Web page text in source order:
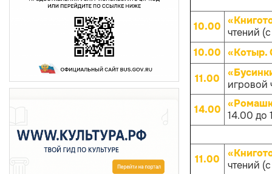
10.00 чтений
10.00 «Котыр.
11.00
игровой
14.00 14.00 до
11.00
чтений